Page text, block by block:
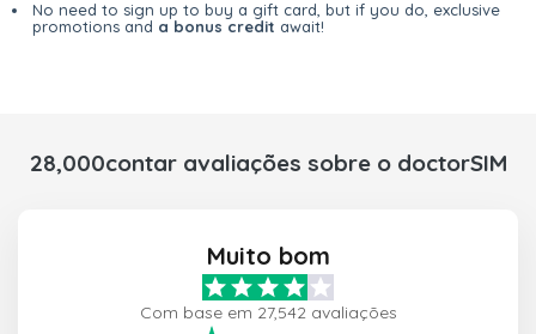
No need to sign up to buy a gift card, but if you do, exclusive
promotions and a bonus credit await!
28,000contar avaliações sobre o doctorSIM
Muito bom
Com base em 27,542 avaliações